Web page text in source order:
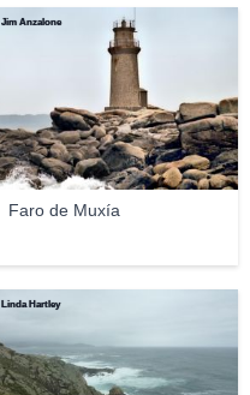
Faro de Muxía
Jim Anzalone
Linda Hartley